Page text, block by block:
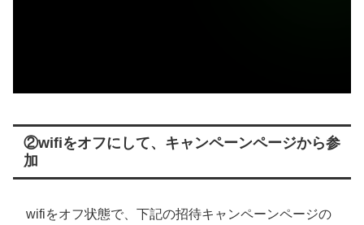
②wifiをオフにして、キャンペーンページから参
加
wifiをオフ状態で、下記の招待キャンペーンページの